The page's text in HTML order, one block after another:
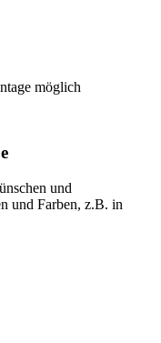
möglich
und
und Farben, z.B. in